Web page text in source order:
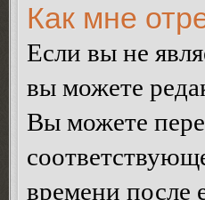
Как мне
Если вы не
вы можете
Вы можете
времени после